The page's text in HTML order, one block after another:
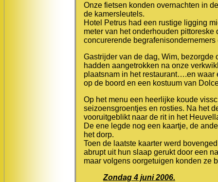
Onze fietsen konden overnachten in
de kamersleutels.
Hotel Petrus had een rustige ligging
meter van het onderhouden
concurerende begrafenisondernemers
Gastrijder van de dag, Wim, bezorgde
hadden aangetrokken na onze
plaatsnam in het restaurant….en waar
op de boord en een kostuum van
Op het menu een heerlijke koude
seizoensgroentjes en rosties. Na het
vooruitgeblikt naar de rit in het
De ene legde nog een kaartje, de
het dorp.
Toen de laatste kaarter werd
abrupt uit hun slaap gerukt door een
maar volgens oorgetuigen konden ze
Zondag 4 juni 2006.